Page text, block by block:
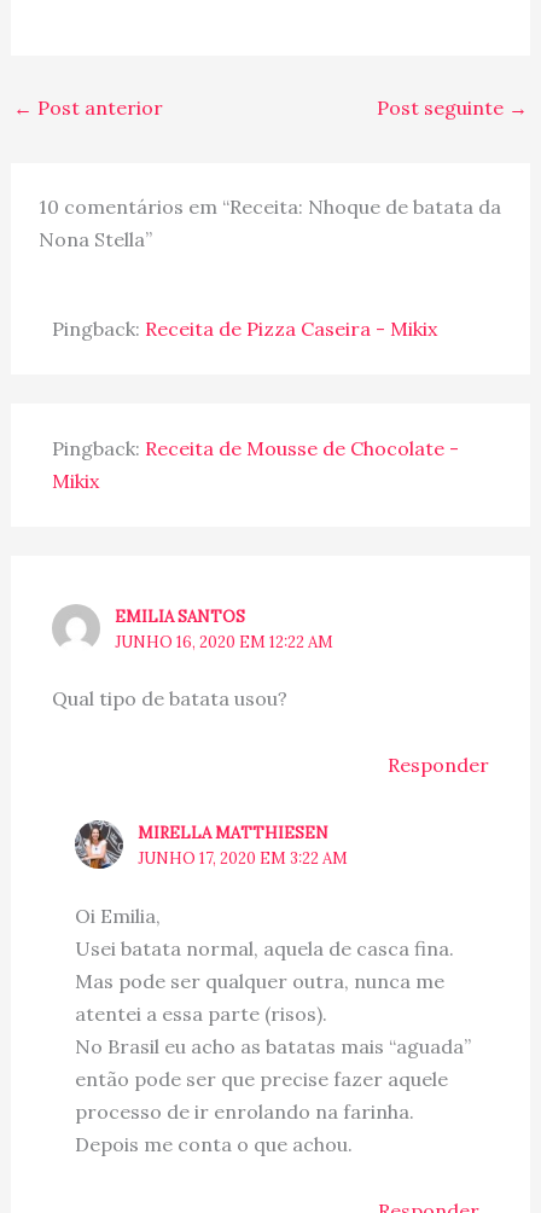
testou, disse que ela
← Post anterior Post seguinte →
10 comentários em “Receita: Nhoque de batata da
Nona Stella”
Pingback: Receita de Pizza Caseira - Mikix
Pingback: Receita de Mousse de Chocolate -
Mikix
EMILIA SANTOS
JUNHO 16, 2020 EM 12:22 AM
Qual tipo de batata usou?
Responder
MIRELLA MATTHIESEN
JUNHO 17, 2020 EM 3:22 AM
Oi Emilia,
Usei batata normal, aquela de casca fina.
Mas pode ser qualquer outra, nunca me
atentei a essa parte (risos).
No Brasil eu acho as batatas mais “aguada”
então pode ser que precise fazer aquele
processo de ir enrolando na farinha.
Depois me conta o que achou.